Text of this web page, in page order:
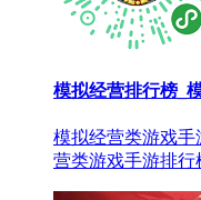
模拟经营排行榜_
模拟经营类游戏
营类游戏手游排行